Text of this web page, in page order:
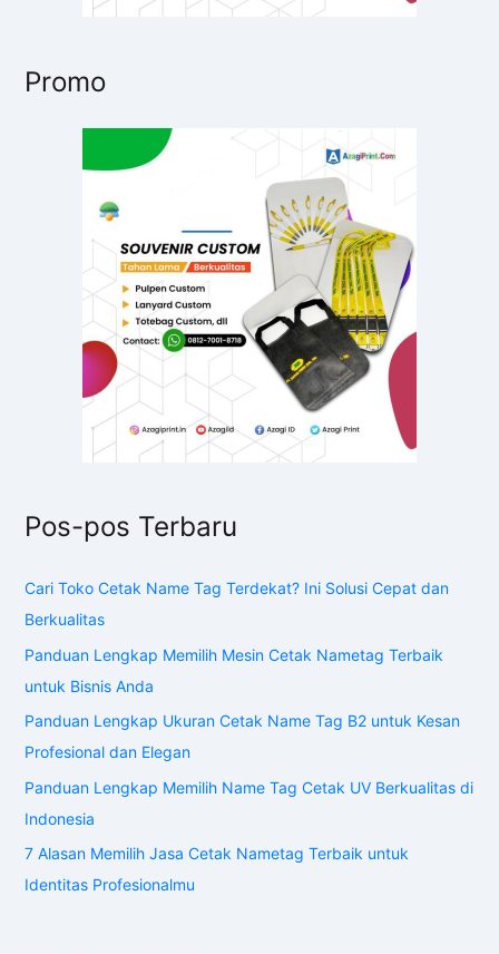
Promo
Pos-pos Terbaru
Cari Toko Cetak Name Tag Terdekat? Ini Solusi Cepat dan
Berkualitas
Panduan Lengkap Memilih Mesin Cetak Nametag Terbaik
untuk Bisnis Anda
Panduan Lengkap Ukuran Cetak Name Tag B2 untuk Kesan
Profesional dan Elegan
Panduan Lengkap Memilih Name Tag Cetak UV Berkualitas di
Indonesia
7 Alasan Memilih Jasa Cetak Nametag Terbaik untuk
Identitas Profesionalmu